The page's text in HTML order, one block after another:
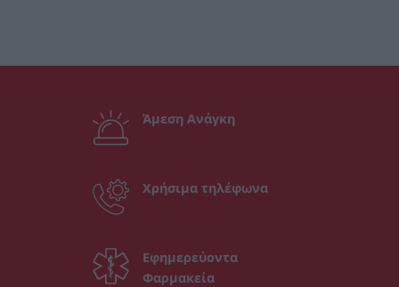
Άμεση Ανάγκη
Χρήσιμα τηλέφωνα
Εφημερεύοντα
Φαρμακεία